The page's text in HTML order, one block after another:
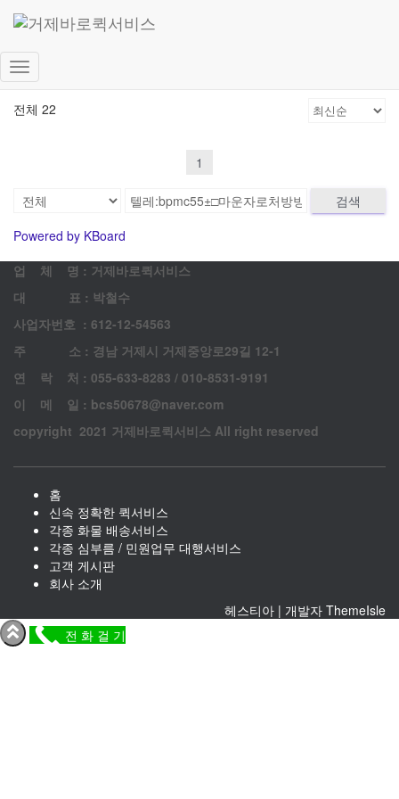
내
게
고객 게시판
문의 남겨주시면 최대한 빨리 답변드리겠습니다.
전체 22
1
검색
Powered by KBoard
업 체 명 : 거제바로퀵서비스
대 표 : 박철수
사업자번호 : 612-12-54563
주 소 : 경남 거제시 거제중앙로29길 12-1
연 락 처 : 055-633-8283 / 010-8531-9191
이 메 일 : bcs50678@naver.com
copyright 2021 거제바로퀵서비스 All right reserved
홈
신속 정확한 퀵서비스
각종 화물 배송서비스
각종 심부름 / 민원업무 대행서비스
고객 게시판
회사 소개
헤스티아 | 개발자 ThemeIsle
전 화 걸 기